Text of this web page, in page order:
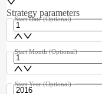
Strategy parameters
Start Date (Optional)
Start Month (Optional)
Start Year (Optional)